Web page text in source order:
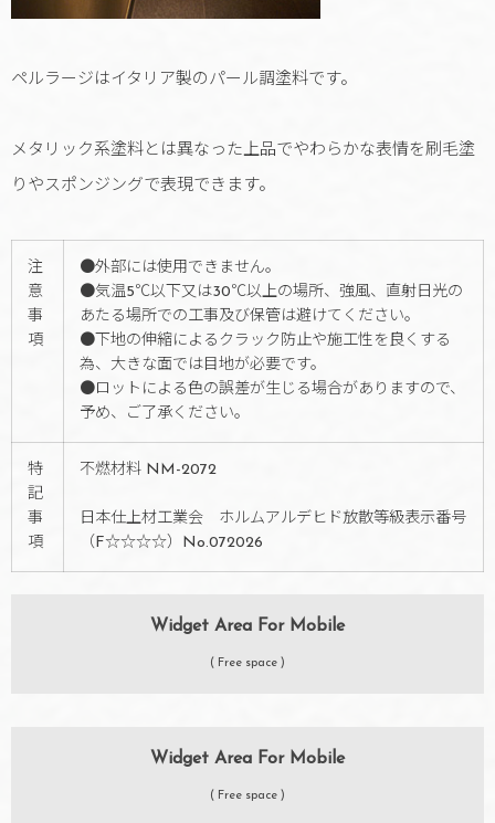
ペルラージはイタリア製のパール調塗料です。
メタリック系塗料とは異なった上品でやわらかな表情を刷毛塗
りやスポンジングで表現できます。
注
意
事
項
●外部には使用できません。
●気温5℃以下又は30℃以上の場所、強風、直射日光の
あたる場所での工事及び保管は避けてください。
●下地の伸縮によるクラック防止や施工性を良くする
為、大きな面では目地が必要です。
●ロットによる色の誤差が生じる場合がありますので、
予め、ご了承ください。
特
記
事
項
不燃材料 NM-2072
日本仕上材工業会 ホルムアルデヒド放散等級表示番号
（F☆☆☆☆）No.072026
Widget Area For Mobile
( Free space )
Widget Area For Mobile
( Free space )